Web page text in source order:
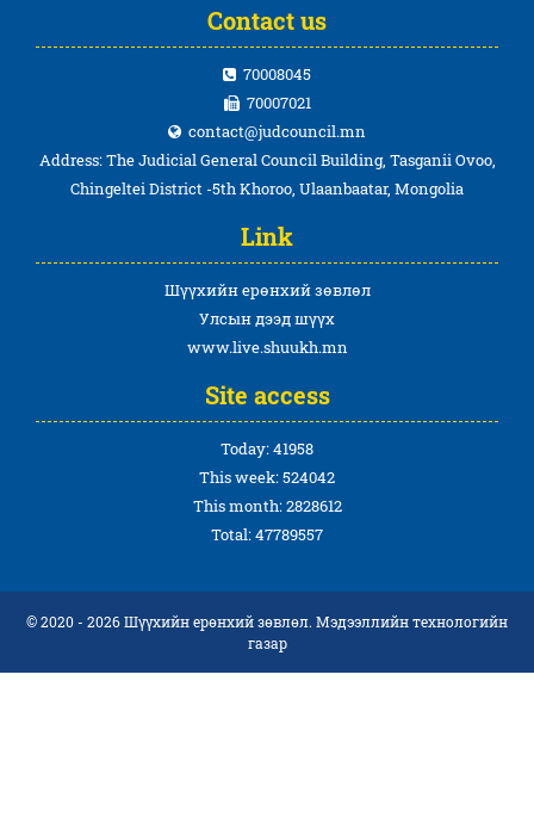
Contact us
70008045
70007021
contact@judcouncil.mn
Address: The Judicial General Council Building, Tasganii Ovoo,
Chingeltei District -5th Khoroo, Ulaanbaatar, Mongolia
Link
Шүүхийн ерөнхий зөвлөл
Улсын дээд шүүх
www.live.shuukh.mn
Site access
Today: 41958
This week: 524042
This month: 2828612
Total: 47789557
© 2020 - 2026 Шүүхийн ерөнхий зөвлөл. Мэдээллийн технологийн
газар